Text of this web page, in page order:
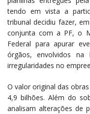
tendo em vista a
tribunal decidiu fazer,
conjunta com a PF, o
Federal para apurar
órgãos, envolvidos na
irregularidades no
O valor original das
4,9 bilhões. Além do
analisam alterações de